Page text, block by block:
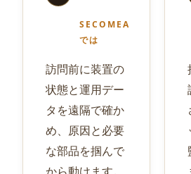
SECOMEA
では
訪問前に装置の
状態と運用デー
タを遠隔で確か
め、原因と必要
な部品を掴んで
から動けます。